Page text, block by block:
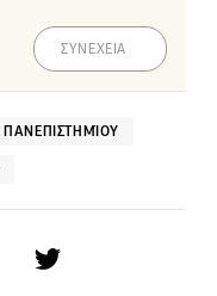
ΣΥΝΕΧΕΙΑ
ΠΑΝΕΠΙΣΤΗΜΊΟΥ